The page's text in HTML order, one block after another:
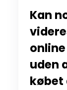
Kan
uden
købet